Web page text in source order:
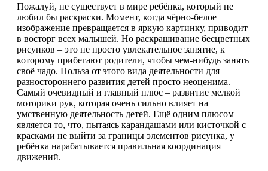
Пожалуй, не существует в мире ребёнка, который не
любил бы раскраски. Момент, когда чёрно-белое
изображение превращается в яркую картинку, приводит
в восторг всех малышей. Но раскрашивание бесцветных
рисунков – это не просто увлекательное занятие, к
которому прибегают родители, чтобы чем-нибудь занять
своё чадо. Польза от этого вида деятельности для
разностороннего развития детей просто неоценима.
Самый очевидный и главный плюс – развитие мелкой
моторики рук, которая очень сильно влияет на
умственную деятельность детей. Ещё одним плюсом
является то, что, пытаясь карандашами или кисточкой с
красками не выйти за границы элементов рисунка, у
ребёнка нарабатывается правильная координация
движений.